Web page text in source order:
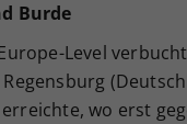
Burde
Level
wo erst